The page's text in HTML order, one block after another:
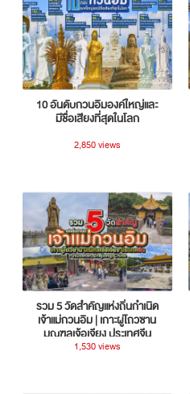
10 อันดับกวนอิมองค์ใหญ่และ
มีชื่อเสียงที่สุดในโลก
2,850 views
รวม 5 วัดสำคัญแห่งถิ่นกำเนิด
เจ้าแม่กวนอิม | เกาะผู่โถวซาน
มณฑลเจ้อเจียง ประเทศจีน
1,530 views